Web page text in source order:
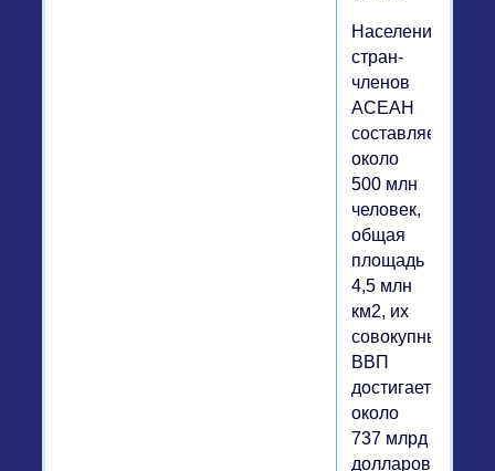
Население
стран-
членов
АСЕАН
составляет
около
500 млн
человек,
общая
площадь
4,5 млн
км2, их
совокупный
ВВП
достигает
около
737 млрд
долларов